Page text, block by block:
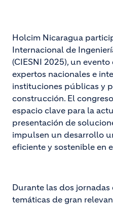
Holcim Nicaragua
Internacional de
(CIESNI 2025), un
expertos nacionales e
instituciones públicas y
construcción. El
espacio clave para la
presentación de
impulsen un desarrollo
eficiente y sostenible en
Durante las dos
temáticas de gran